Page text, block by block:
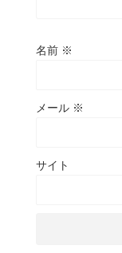
名前 ※
メール ※
サイト